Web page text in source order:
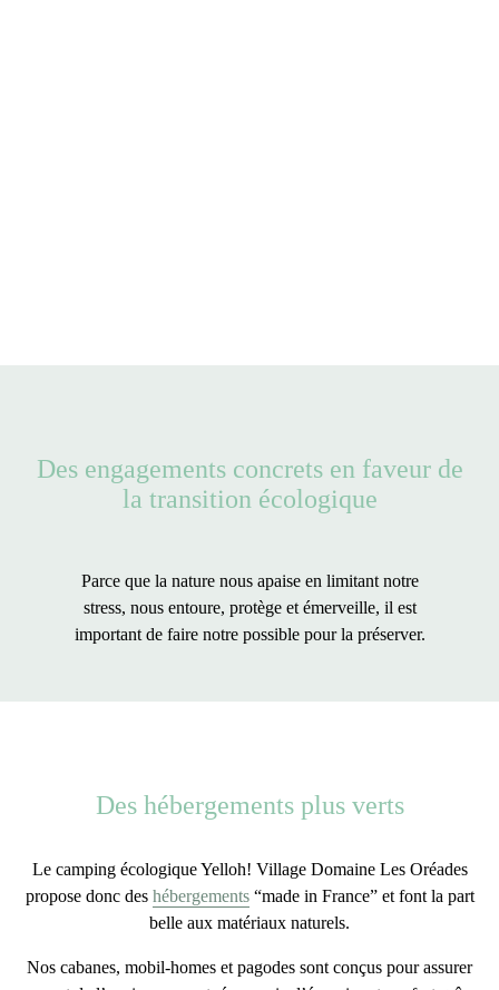
Des engagements concrets en faveur de
la transition écologique
Parce que la nature nous apaise en limitant notre
stress, nous entoure, protège et émerveille, il est
important de faire notre possible pour la préserver.
Des hébergements plus verts
Le camping écologique Yelloh! Village Domaine Les Oréades
propose donc des hébergements“made in France” et font la part
belle aux matériaux naturels.
Nos cabanes, mobil-homes et pagodes sont conçus pour assurer